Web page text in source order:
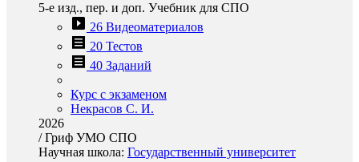
5-е изд., пер. и доп. Учебник для СПО
26 Видеоматериалов
20 Тестов
40 Заданий
Курс с экзаменом
Некрасов С. И.
2026
/Гриф УМО СПО
Научная школа: Государственный университет